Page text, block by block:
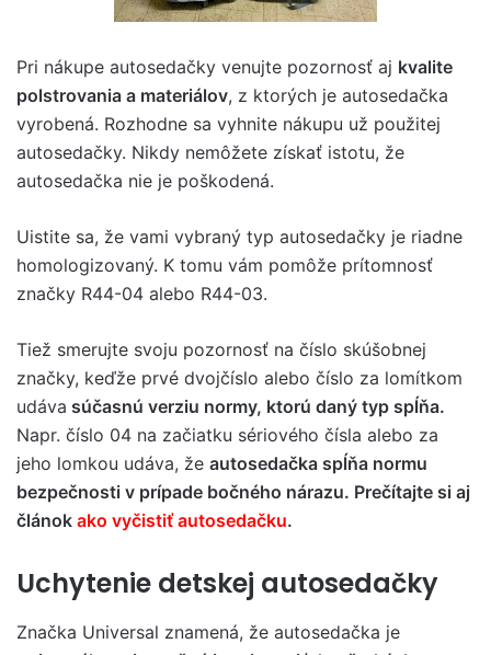
Pri nákupe autosedačky venujte pozornosť aj kvalite
polstrovania a materiálov, z ktorých je autosedačka
vyrobená. Rozhodne sa vyhnite nákupu už použitej
autosedačky. Nikdy nemôžete získať istotu, že
autosedačka nie je poškodená.
Uistite sa, že vami vybraný typ autosedačky je riadne
homologizovaný. K tomu vám pomôže prítomnosť
značky R44-04 alebo R44-03.
Tiež smerujte svoju pozornosť na číslo skúšobnej
značky, keďže prvé dvojčíslo alebo číslo za lomítkom
udáva súčasnú verziu normy, ktorú daný typ spĺňa.
Napr. číslo 04 na začiatku sériového čísla alebo za
jeho lomkou udáva, že autosedačka spĺňa normu
bezpečnosti v prípade bočného nárazu. Prečítajte si aj
článok ako vyčistiť autosedačku.
Uchytenie detskej autosedačky
Značka Universal znamená, že autosedačka je